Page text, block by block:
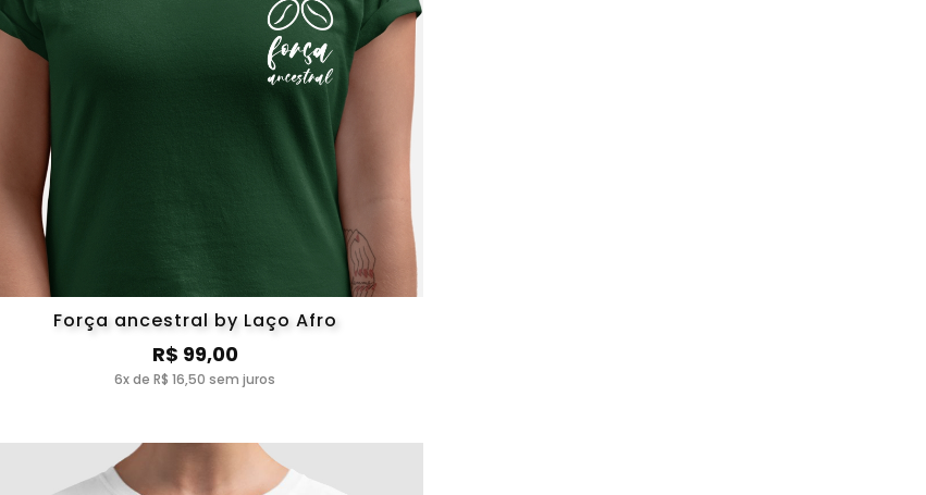
Força ancestral by Laço Afro
R$ 99,00
6x de R$ 16,50 sem juros